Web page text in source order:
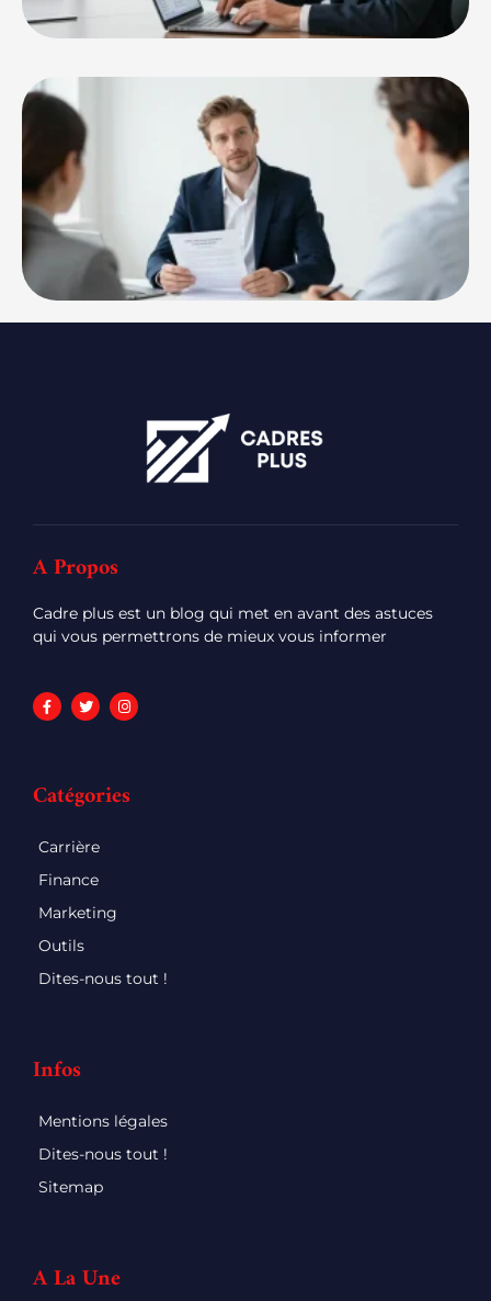
A Propos
Cadre plus est un blog qui met en avant des astuces
qui vous permettrons de mieux vous informer
Catégories
Carrière
Finance
Marketing
Outils
Dites-nous tout !
Infos
Mentions légales
Dites-nous tout !
Sitemap
A La Une